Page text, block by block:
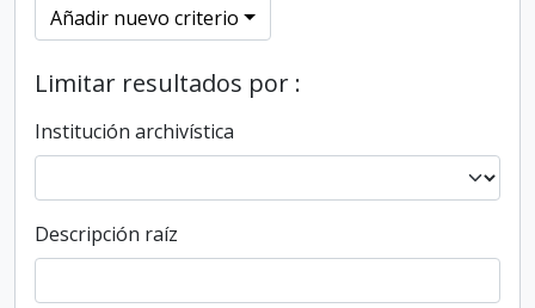
Añadir nuevo criterio
Limitar resultados por :
Institución archivística
Descripción raíz